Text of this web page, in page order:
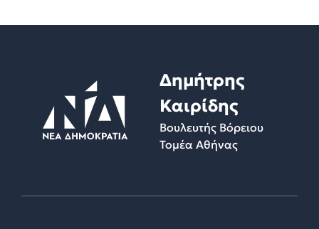
Δημήτρης
Καιρίδης
Βουλευτής Βόρειου
Τομέα Αθήνας